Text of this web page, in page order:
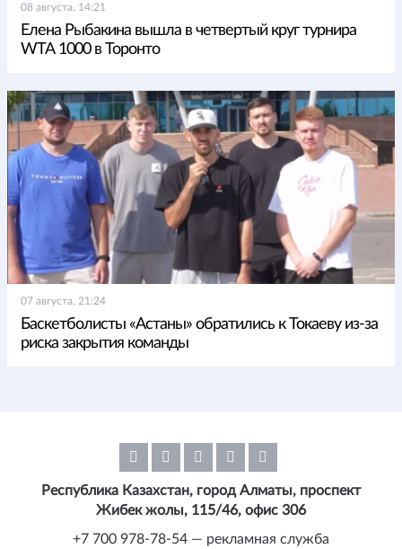
08 августа, 14:21
Елена Рыбакина вышла в четвертый круг турнира
WTA 1000 в Торонто
07 августа, 21:24
Баскетболисты «Астаны» обратились к Токаеву из-за
риска закрытия команды
Республика Казахстан, город Алматы, проспект
Жибек жолы, 115/46, офис 306
+7 700 978-78-54 — рекламная служба